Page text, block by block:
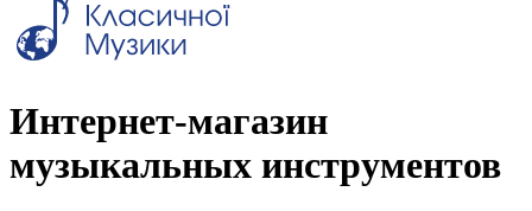
Интернет-магазин
музыкальных инструментов